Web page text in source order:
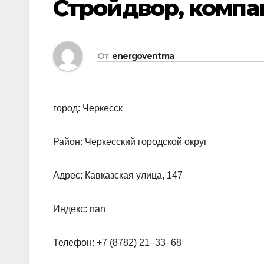
Стройдвор,
От energoventma
город: Черкесск
Район: Черкесский городской округ
Адрес: Кавказская улица, 147
Индекс: nan
Телефон: +7 (8782) 21‒33‒68